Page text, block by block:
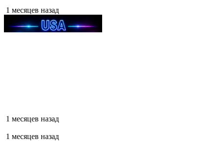
1 месяцев назад
1 месяцев назад
1 месяцев назад